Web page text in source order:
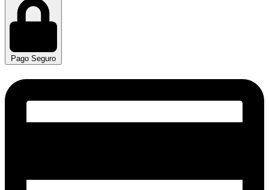
Pago Seguro